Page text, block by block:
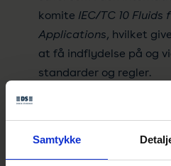
Samtykke
komite IEC/TC 10
Applications, hvilket
at få indflydelse på og
standarder og regler.
Som udvalgsmedlem
europæiske arbejde. Læs